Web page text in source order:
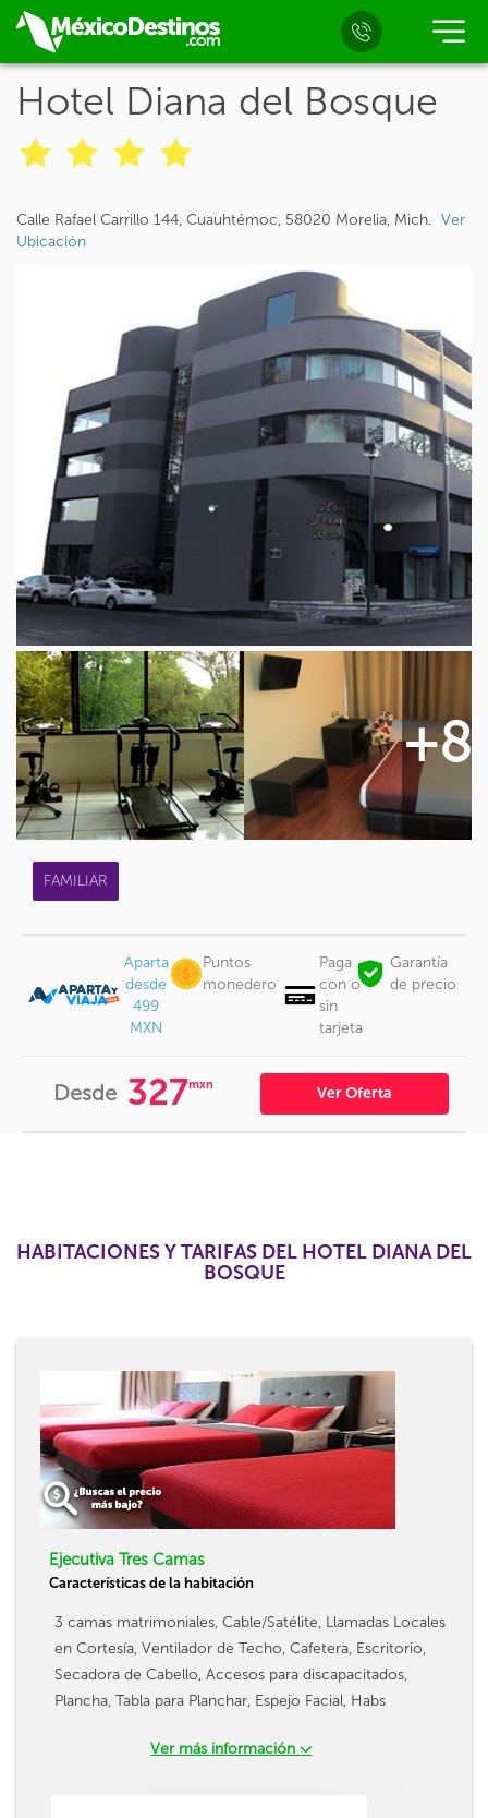
Hotel Diana del Bosque
Calle Rafael Carrillo 144, Cuauhtémoc, 58020 Morelia, Mich. Ver
Ubicación
+8
FAMILIAR
Aparta
desde
499
MXN
Puntos
monedero
Paga
con o
sin
tarjeta
Garantía
de precio
Desde 327mxn Ver Oferta
HABITACIONES Y TARIFAS DEL HOTEL DIANA DEL
BOSQUE
Ejecutiva Tres Camas
Características de la habitación
3 camas matrimoniales, Cable/Satélite, Llamadas Locales
en Cortesía, Ventilador de Techo, Cafetera, Escritorio,
Secadora de Cabello, Accesos para discapacitados,
Plancha, Tabla para Planchar, Espejo Facial, Habs
Ver más información